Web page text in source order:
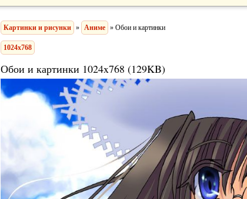
Картинки и рисунки » Аниме » Обои и картинки
1024x768
Обои и картинки 1024x768 (129KB)